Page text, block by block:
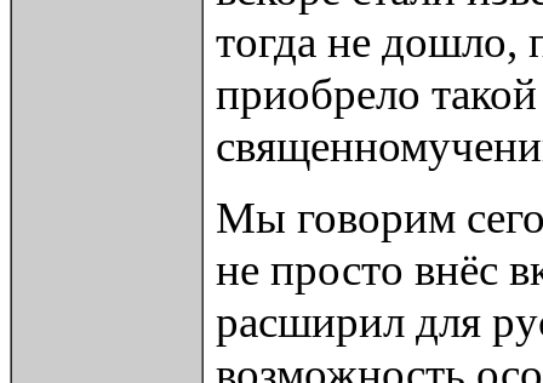
тогда не дошло,
приобрело
Мы говорим
не просто внёс
расширил для